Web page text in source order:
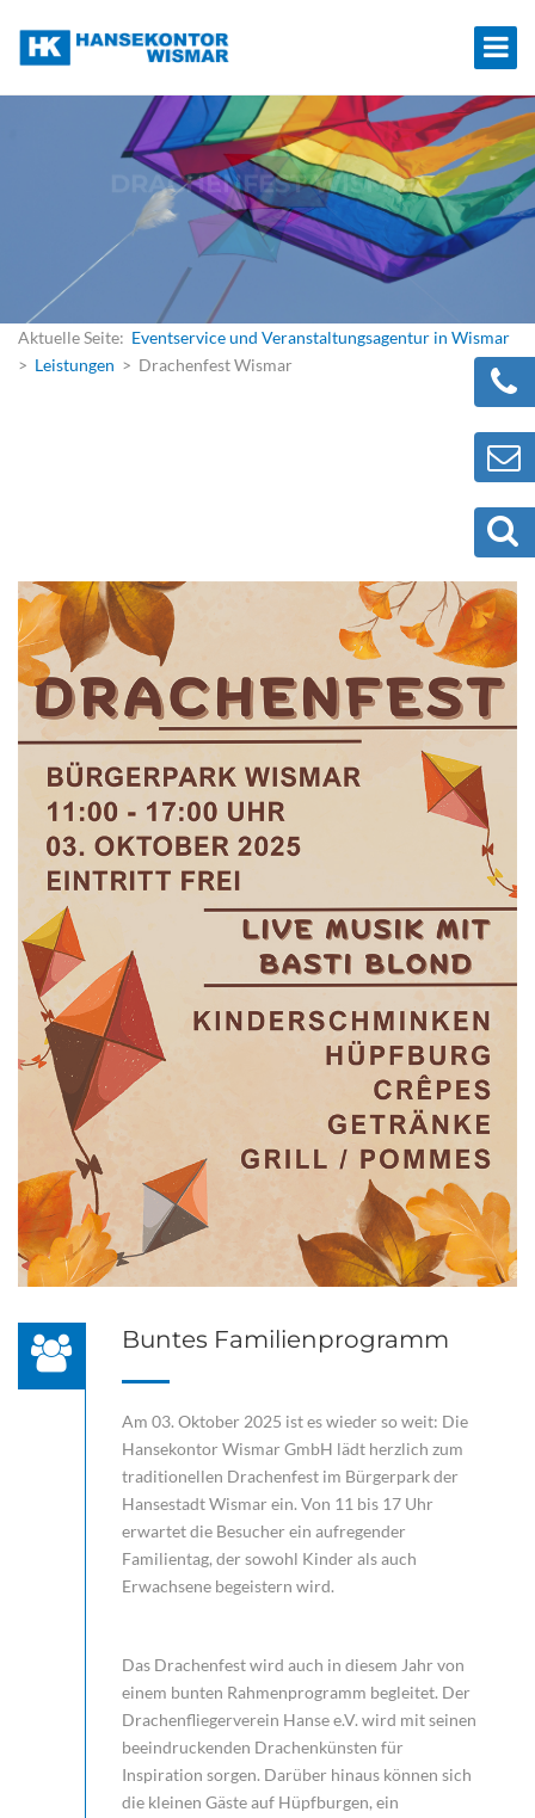
DRACHENFEST WISMAR
Großes Drachenfest im Bürgerpark in Wismar
03.10.2025
Aktuelle Seite: Eventservice und Veranstaltungsagentur in Wismar
> Leistungen > Drachenfest Wismar
Buntes Familienprogramm
Am 03. Oktober 2025 ist es wieder so weit: Die
Hansekontor Wismar GmbH lädt herzlich zum
traditionellen Drachenfest im Bürgerpark der
Hansestadt Wismar ein. Von 11 bis 17 Uhr
erwartet die Besucher ein aufregender
Familientag, der sowohl Kinder als auch
Erwachsene begeistern wird.
Das Drachenfest wird auch in diesem Jahr von
einem bunten Rahmenprogramm begleitet. Der
Drachenfliegerverein Hanse e.V. wird mit seinen
beeindruckenden Drachenkünsten für
Inspiration sorgen. Darüber hinaus können sich
die kleinen Gäste auf Hüpfburgen, ein